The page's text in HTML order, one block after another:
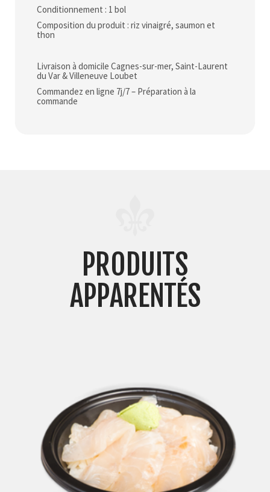
Conditionnement : 1 bol
Composition du produit : riz vinaigré, saumon et
thon
Livraison à domicile Cagnes-sur-mer, Saint-Laurent
du Var & Villeneuve Loubet
Commandez en ligne 7j/7 – Préparation à la
commande
PRODUITS
APPARENTÉS